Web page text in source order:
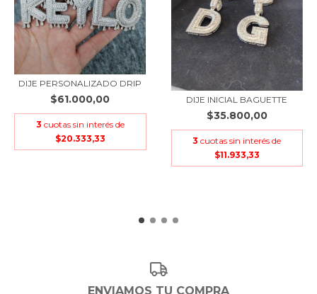
DIJE PERSONALIZADO DRIP
$61.000,00
3 cuotas sin interés de
$20.333,33
DIJE INICIAL BAGUETTE
$35.800,00
3 cuotas sin interés de
$11.933,33
ENVIAMOS TU COMPRA